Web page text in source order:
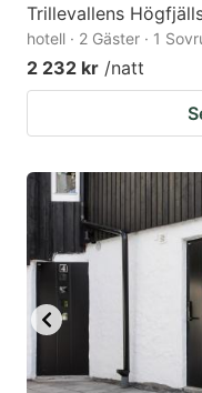
Trillevallens
hotell · 2 Gäster · 1
2 232 kr /natt